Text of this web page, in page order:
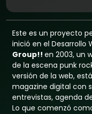
Este es un proyecto
inició en el Desarrollo
Group!! en 2003, un
de la escena punk
versión de la web,
magazine digital con
entrevistas, agenda
Lo que comenzó